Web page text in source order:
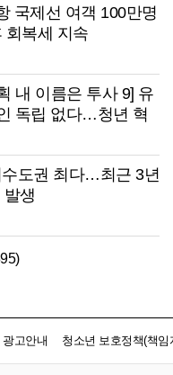
국제선 여객 100만명
복세 지속
내 이름은 투사 9] 유
독립 없다…청년 혁
고
도권 최다…최근 3년
발생
)
광고안내 청소년 보호정책(책임